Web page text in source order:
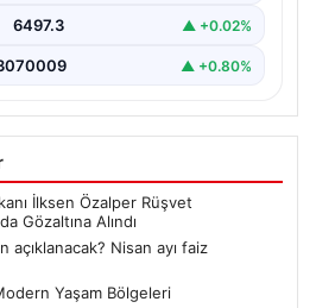
6497.3 ▲ +0.02%
▲ +0.80%
İlksen Özalper Rüşvet
Gözaltına Alındı
açıklanacak? Nisan ayı faiz
Yaşam Bölgeleri